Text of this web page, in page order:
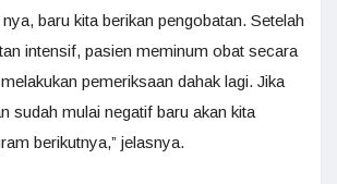
baru kita berikan pengobatan. Setelah
intensif, pasien meminum obat secara
pemeriksaan dahak lagi. Jika
sudah mulai negatif baru akan kita
berikutnya,” jelasnya.